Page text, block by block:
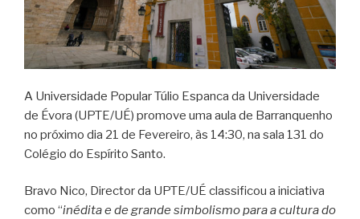
A Universidade Popular Túlio Espanca da Universidade
de Évora (UPTE/UÉ) promove uma aula de Barranquenho
no próximo dia 21 de Fevereiro, às 14:30, na sala 131 do
Colégio do Espírito Santo.
Bravo Nico, Director da UPTE/UÉ classificou a iniciativa
como “inédita e de grande simbolismo para a cultura do